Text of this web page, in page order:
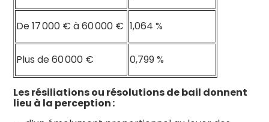
De 17 000 € à 60 000 € 1,064 %
Plus de 60 000 € 0,799 %
Les résiliations ou résolutions de bail donnent
lieu à la perception :